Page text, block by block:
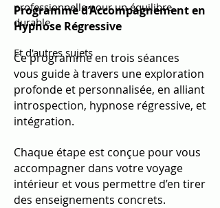
professionnelle pour un équilibre
durable.
Et d'autres sujets
Programme d’Accompagnement en
Hypnose Régressive
Ce programme en trois séances
vous guide à travers une exploration
profonde et personnalisée, en alliant
introspection, hypnose régressive, et
intégration.
Chaque étape est conçue pour vous
accompagner dans votre voyage
intérieur et vous permettre d’en tirer
des enseignements concrets.